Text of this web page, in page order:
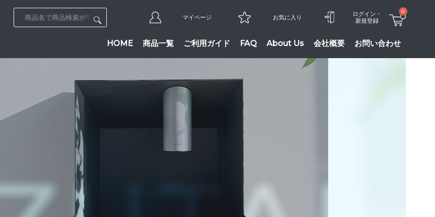
マイページ お気に入り
ログイン・
新規登録
0
HOME 商品一覧 ご利用ガイド FAQ About Us 会社概要 お問い合わせ